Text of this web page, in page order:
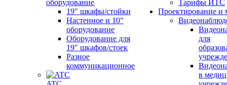
оборудование
19" шкафы/стойки
Настенное и 10"
оборудование
Оборудование для
19" шкафов/стоек
Разное
коммуникационное
Тарифы ИТС
Проектирование и
для
в